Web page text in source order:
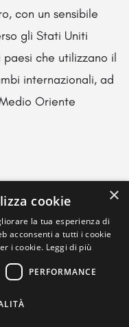
con un sensibile
gli Stati Uniti
che utilizzano il
internazionali, ad
Oriente
×
cookie
la tua esperienza di
acconsenti a tutti i cookie
i cookie. Leggi di più
PERFORMANCE